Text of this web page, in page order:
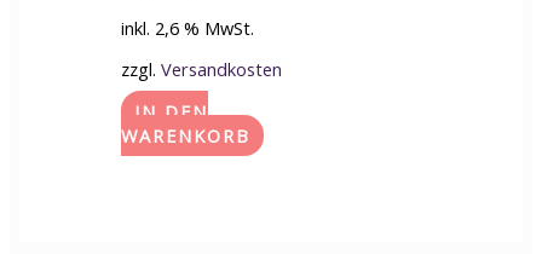
inkl. 2,6 % MwSt.
zzgl. Versandkosten
IN DEN
WARENKORB